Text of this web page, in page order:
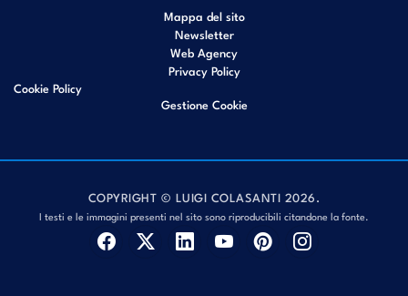
Mappa del sito
Newsletter
Web Agency
Privacy Policy
Cookie Policy
Gestione Cookie
COPYRIGHT © LUIGI COLASANTI 2026.
I testi e le immagini presenti nel sito sono riproducibili citandone la fonte.